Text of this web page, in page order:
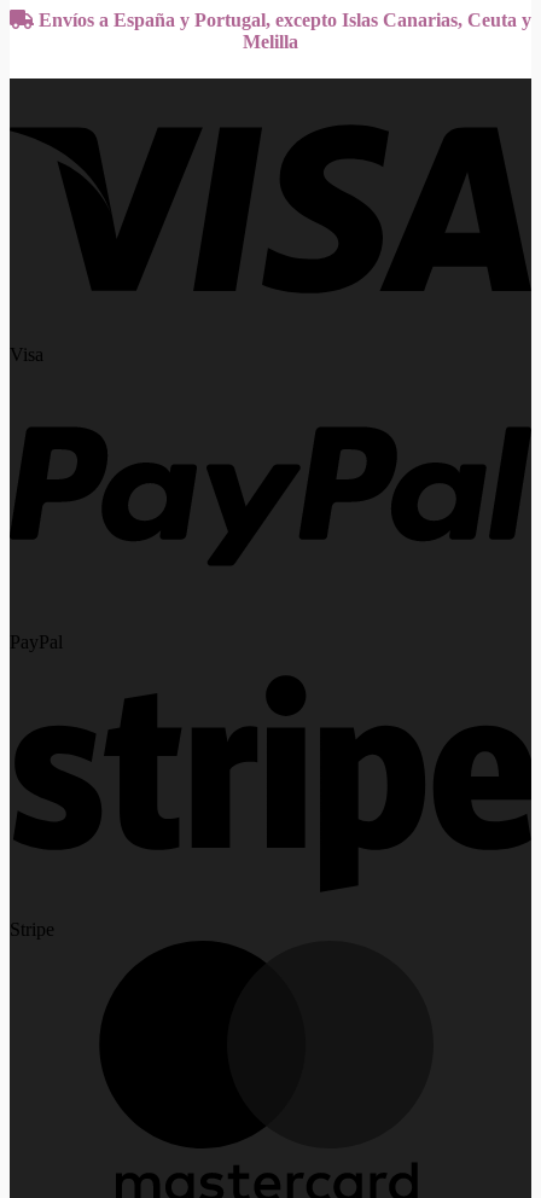
Envíos a España y Portugal, excepto Islas Canarias, Ceuta y
Melilla
Visa
PayPal
Stripe